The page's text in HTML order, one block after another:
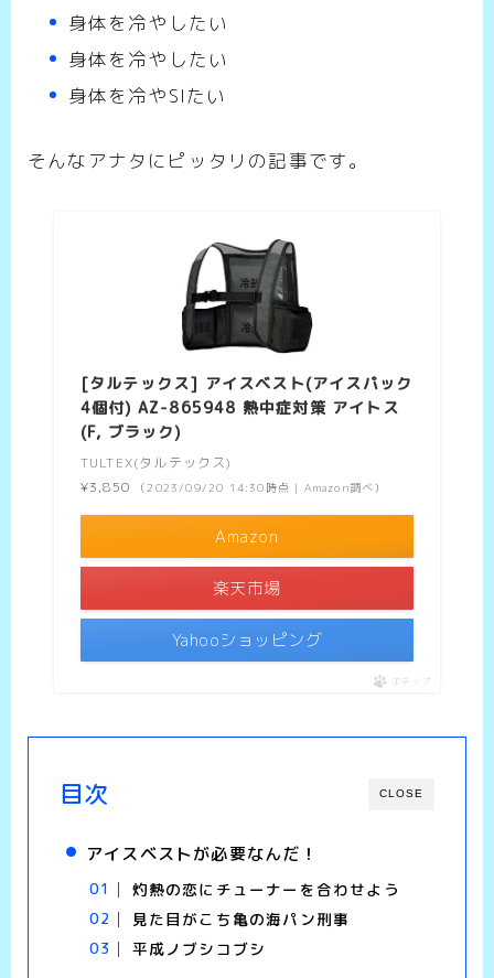
身体を冷やしたい
身体を冷やしたい
身体を冷やSIたい
そんなアナタにピッタリの記事です。
[タルテックス] アイスベスト(アイスパック
4個付) AZ-865948 熱中症対策 アイトス
(F, ブラック)
TULTEX(タルテックス)
¥3,850
（2023/09/20 14:30時点 | Amazon調べ）
Amazon
楽天市場
Yahooショッピング
ポチップ
CLOSE
目次
アイスベストが必要なんだ！
灼熱の恋にチューナーを合わせよう
見た目がこち亀の海パン刑事
平成ノブシコブシ